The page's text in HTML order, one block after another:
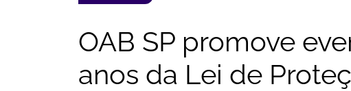
OAB SP promove
anos da Lei de